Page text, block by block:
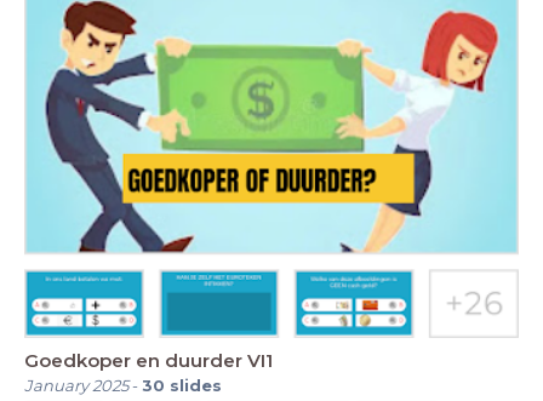
Goedkoper en duurder VI1
January 2025-30 slides